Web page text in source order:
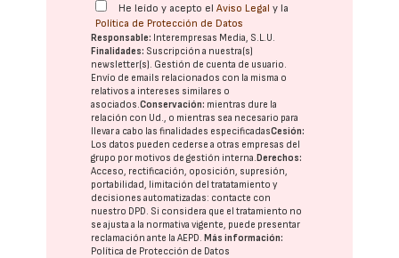
He leído y acepto elAviso Legal y la
Política de Protección de Datos
Responsable: Interempresas Media, S.L.U.
Finalidades: Suscripción a nuestra(s)
newsletter(s). Gestión de cuenta de usuario.
Envío de emails relacionados con la misma o
relativos a intereses similares o
asociados.Conservación: mientras dure la
relación con Ud., o mientras sea necesario para
llevar a cabo las finalidades especificadasCesión:
Los datos pueden cederse a otras empresas del
grupo por motivos de gestión interna.Derechos:
Acceso, rectificación, oposición, supresión,
portabilidad, limitación del tratatamiento y
decisiones automatizadas: contacte con
nuestro DPD. Si considera que el tratamiento no
se ajusta a la normativa vigente, puede presentar
reclamación ante laAEPD.Más información:
Política de Protección de Datos